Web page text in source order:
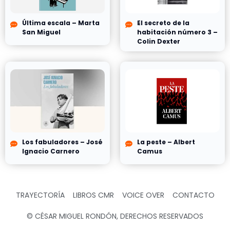
Última escala – Marta
San Miguel
El secreto de la
habitación número 3 –
Colin Dexter
Los fabuladores – José
Ignacio Carnero
La peste – Albert
Camus
TRAYECTORÍA LIBROS CMR VOICE OVER CONTACTO
© CÉSAR MIGUEL RONDÓN, DERECHOS RESERVADOS